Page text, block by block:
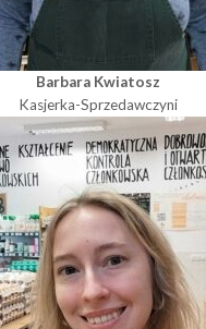
Barbara Kwiatosz
Kasjerka-Sprzedawczyni